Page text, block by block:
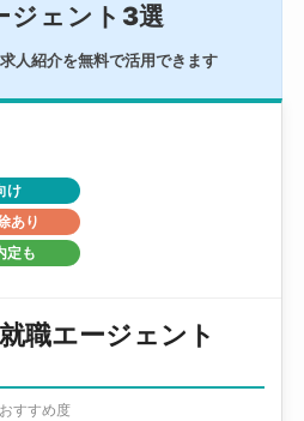
ジェント3選
人紹介を無料で活用できます
け
あり
定も
職エージェント
おすすめ度